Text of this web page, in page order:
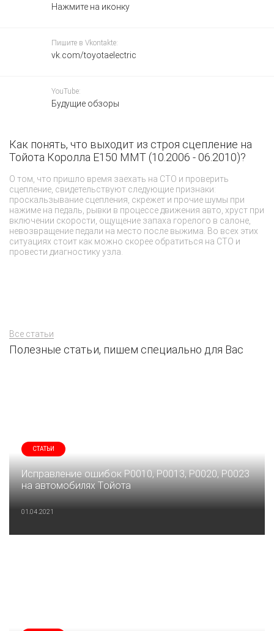
Нажмите на иконку
Пишите в Vkontakte:
vk.com/toyotaelectric
YouTube:
Будущие обзоры
Как понять, что выходит из строя сцепление на
Тойота Королла E150 MMT (10.2006 - 06.2010)?
О том, что пришло время заехать на СТО и проверить
сцепление, свидетельствуют следующие признаки:
проскальзывание сцепления, скрежет и прочие шумы при
нажиме на педаль, рывки в процессе движения авто, хруст при
включении скорости, ощущение запаха горелого в салоне,
невозвращение педали на место после выжима. Во всех этих
ситуациях стоит как можно скорее обратиться на СТО и
провести диагностику узла.
Все статьи
Полезные статьи, пишем специально для Вас
СТАТЬИ
Исправление ошибок P0010, P0013, P0020, P0023
на автомобилях Тойота
01.04.2021